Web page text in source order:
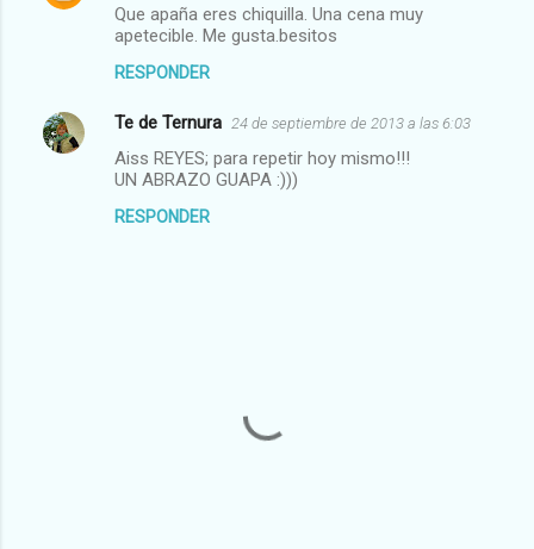
Que apaña eres chiquilla. Una cena muy
apetecible. Me gusta.besitos
RESPONDER
Te de Ternura 24 de septiembre de 2013 a las 6:03
Aiss REYES; para repetir hoy mismo!!!
UN ABRAZO GUAPA :)))
RESPONDER